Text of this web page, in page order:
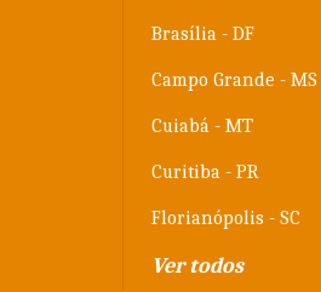
Brasília - DF
Campo Grande - MS
Cuiabá - MT
Curitiba - PR
Florianópolis - SC
Ver todos